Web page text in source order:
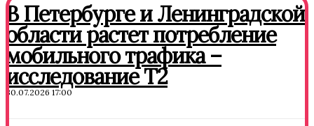
В Петербурге и Ленинградской
области растет потребление
мобильного трафика –
исследование T2
30.07.2026 17:00